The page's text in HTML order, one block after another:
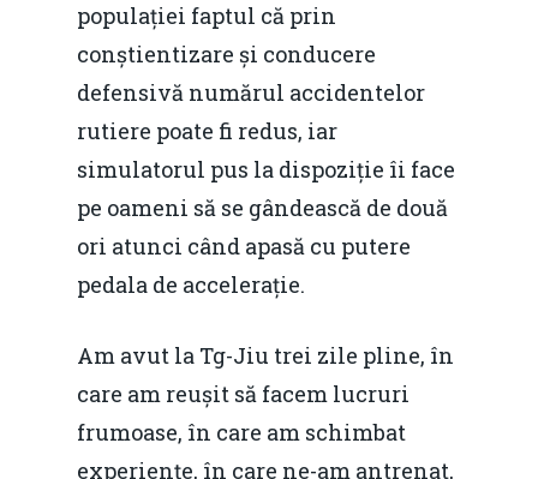
populației faptul că prin
conștientizare și conducere
defensivă numărul accidentelor
rutiere poate fi redus, iar
simulatorul pus la dispoziție îi face
pe oameni să se gândească de două
ori atunci când apasă cu putere
pedala de accelerație.
Am avut la Tg-Jiu trei zile pline, în
care am reușit să facem lucruri
frumoase, în care am schimbat
experiențe, în care ne-am antrenat,
Noutăți
Despre